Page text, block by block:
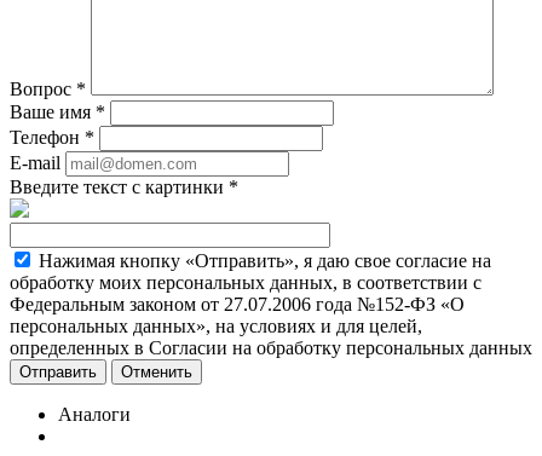
Вопрос *
Ваше имя *
Телефон *
E-mail
Введите текст с картинки *
Нажимая кнопку «Отправить», я даю свое согласие на
обработку моих персональных данных, в соответствии с
Федеральным законом от 27.07.2006 года №152-ФЗ «О
персональных данных», на условиях и для целей,
определенных в Согласии на обработку персональных данных
Отменить
Аналоги